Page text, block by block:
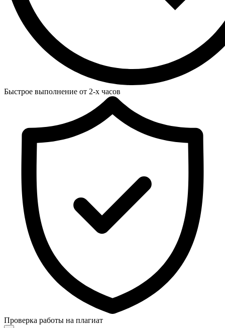
Быстрое выполнение от 2-х часов
Проверка работы на плагиат